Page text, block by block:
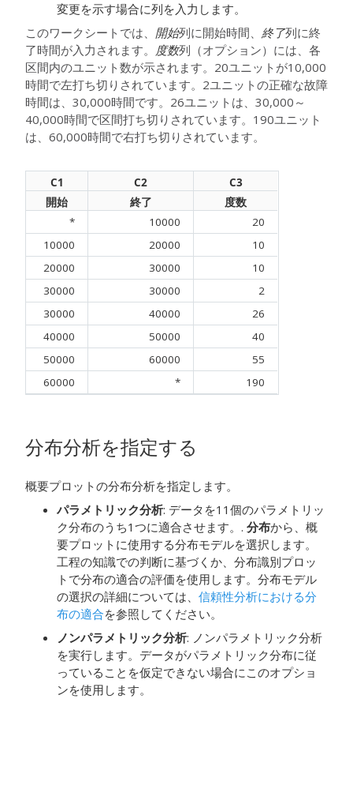
変更を示す場合に列を入力します。
このワークシートでは、 開始列に開始時間、 終了列に終
了時間が入力されます。 度数列（オプション）には、各
区間内のユニット数が示されます。20ユニットが10,000
時間で左打ち切りされています。2ユニットの正確な故障
時間は、30,000時間です。26ユニットは、30,000～
40,000時間で区間打ち切りされています。190ユニット
は、60,000時間で右打ち切りされています。
C1 C2
C3
開始
終了
度数
*
10000
20
10000
20000
10
20000
30000
10
30000
30000
2
30000
40000
26
40000
50000
40
50000
60000
55
60000
* 190
分布分析を指定する
概要プロットの分布分析を指定します。
パラメトリック分析: データを11個のパラメトリッ
ク分布のうち1つに適合させます。. 分布から、概
要プロットに使用する分布モデルを選択します。
工程の知識での判断に基づくか、分布識別プロッ
トで分布の適合の評価を使用します。分布モデル
の選択の詳細については、 信頼性分析における分
布の適合を参照してください。
ノンパラメトリック分析: ノンパラメトリック分析
を実行します。データがパラメトリック分布に従
っていることを仮定できない場合にこのオプショ
ンを使用します。